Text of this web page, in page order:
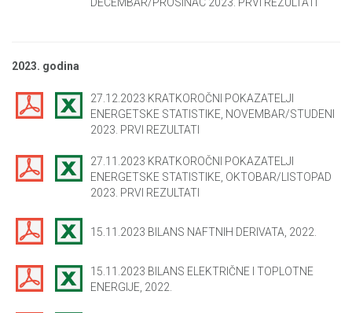
2023. godina
27.12.2023 KRATKOROČNI POKAZATELJI
ENERGETSKE STATISTIKE, NOVEMBAR/STUDENI
2023. PRVI REZULTATI
27.11.2023 KRATKOROČNI POKAZATELJI
ENERGETSKE STATISTIKE, OKTOBAR/LISTOPAD
2023. PRVI REZULTATI
15.11.2023 BILANS NAFTNIH DERIVATA, 2022.
15.11.2023 BILANS ELEKTRIČNE I TOPLOTNE
ENERGIJE, 2022.